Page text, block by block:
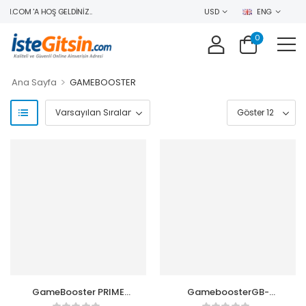
'A HOŞ GELDINIZ.. USD ENG
0
Ana Sayfa > GAMEBOOSTER
GameBooster PRIME
GameboosterGB-